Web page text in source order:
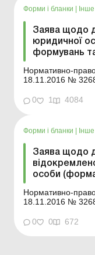
Форми і бланки Інше
Заява щодо
юридичної
формувань
Нормативно-правове
18.11.2016 №
0 1 4084
Форми і бланки | Інше
Заява щодо
особи
Нормативно-правове
18.11.2016 №
0 0 672